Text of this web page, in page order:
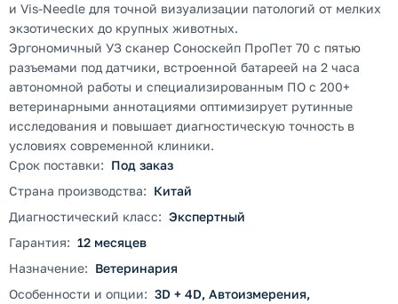
и Vis-Needle для точной визуализации патологий от мелких
экзотических до крупных животных.
Эргономичный УЗ сканер Соноскейп ПроПет 70 с пятью
разъемами под датчики, встроенной батареей на 2 часа
автономной работы и специализированным ПО с 200+
ветеринарными аннотациями оптимизирует рутинные
исследования и повышает диагностическую точность в
условиях современной клиники.
Срок поставки: Под заказ
Страна производства: Китай
Диагностический класс: Экспертный
Гарантия: 12 месяцев
Назначение: Ветеринария
Особенности и опции: 3D + 4D, Автоизмерения,